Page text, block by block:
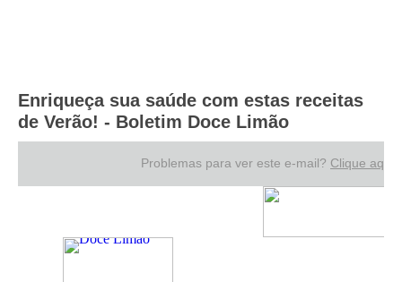
Enriqueça sua saúde com estas receitas
de Verão! - Boletim Doce Limão